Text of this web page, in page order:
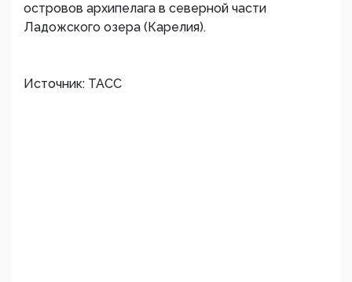
островов архипелага в северной части
Ладожского озера (Карелия).
Источник: ТАСС